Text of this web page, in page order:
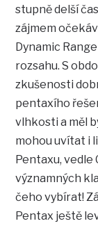
stupně delší
zájmem
Dynamic
rozsahu. S
zkušenosti
pentaxího
vlhkosti a měl
mohou uvítat i
Pentaxu, vedle
významných
čeho vybírat!
Pentax ještě